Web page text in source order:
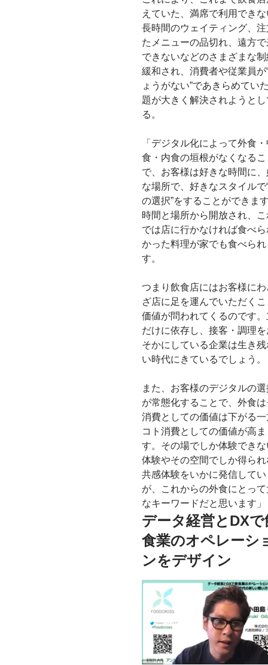
えていた、満席で利用でき
長時間のウェイティング、
たメニューの品切れ、遠方
できないなどのさまざまな
緩和され、消費者や従業員が
ょうがない”であきらめてい
題が大きく解決されようと
る。
「デジタル化によって外食
食・内食の垣根がなくなる
で、お客様は好きな時間に
な場所で、好きなスタイルで
の選択”をすることができま
時間と場所から開放され、
では店に行かなければ食べ
かった料理が家でも食べら
す。
つまり飲食店にはお客様に
ざ店に足を運んでいただく
価値が問われてくるのです
だけに依存し、接客・調理
そかにしている企業は生き
い時代にきているでしょう。
また、お客様のデジタルの
が常態化することで、外食
消費としての価値は下がる
コト消費としての価値が高
す。その場でしか体験でき
体験やその空間でしか得ら
共感体験をいかに発信して
が、これからの外食にとっ
なキーワードだと思います」
データ経営とDXで
食業のオペレーシ
ンをデザイン